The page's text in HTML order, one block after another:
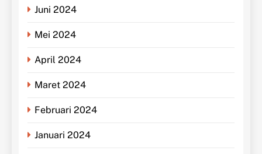
Juni 2024
Mei 2024
April 2024
Maret 2024
Februari 2024
Januari 2024